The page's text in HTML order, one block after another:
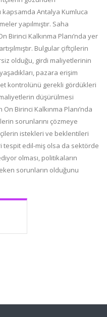
Antalya Kumluca
yapılmıştır. Saha
Birinci Kalkınma Planı’nda yer
Bulgular çiftçilerin
olduğu, girdi maliyetlerinin
pazara erişim
kontrolünü gerekli gördükleri
düşürülmesi
Birinci Kalkınma Planı’nda
sorunlarını çözmeye
istekleri ve beklentileri
edil-miş olsa da sektörde
olması, politikaların
sorunların olduğunu